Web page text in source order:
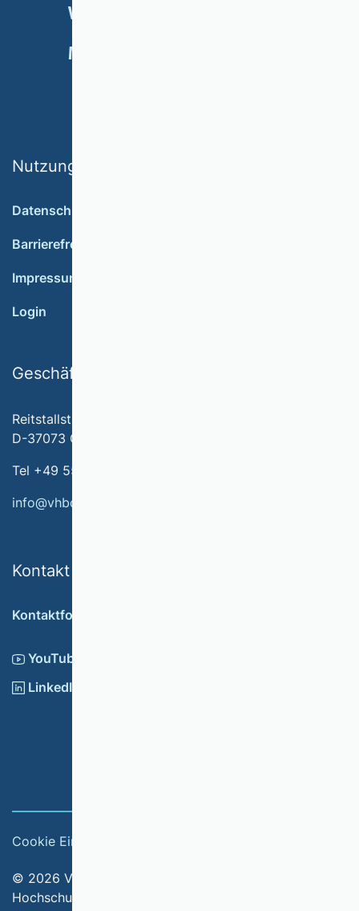
VERANSTALTUNGEN
MITGLIED WERDEN
Nutzungsbedingungen
Datenschutz
Barrierefreiheit
Impressum
Login
Geschäftsstelle
Reitstallstr. 7
D-37073 Göttingen
Tel +49 551 79778-566
info@vhbonline.org
Kontakt
Kontaktformular
YouTube
LinkedIn
Cookie Einstellungen
© 2026 Verband der Hochschullehrerinnen und
Hochschullehrer für Betriebswirtschaft e.V.